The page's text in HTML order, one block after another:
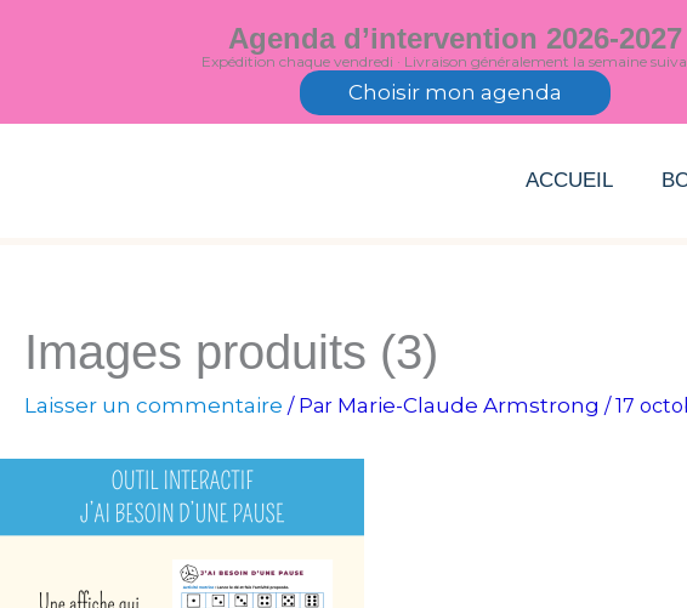
Agenda d’intervention 2026-2027
Expédition chaque vendredi · Livraison généralement la semaine
Choisir mon agenda
ACCUEIL
Images produits (3)
Laisser un commentaire / Par Marie-Claude Armstrong /17